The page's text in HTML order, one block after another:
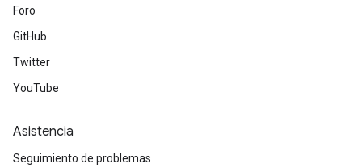
Foro
GitHub
Twitter
YouTube
Asistencia
Seguimiento de problemas